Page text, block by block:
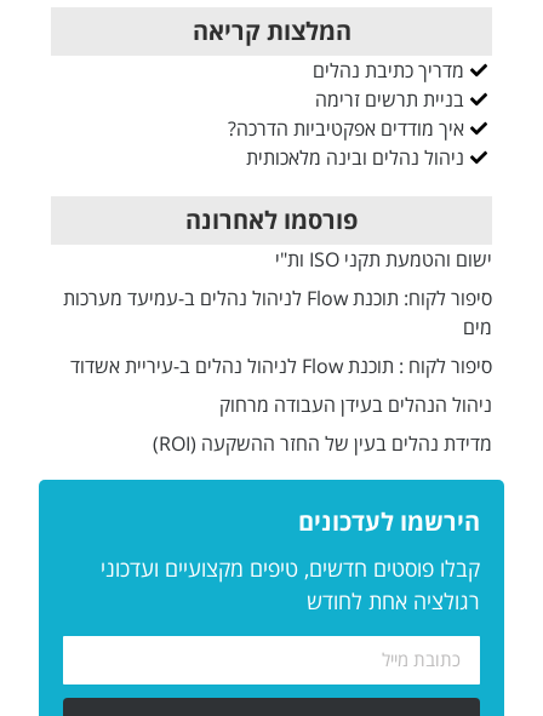
המלצות קריאה
מדריך כתיבת נהלים
בניית תרשים זרימה
איך מודדים אפקטיביות הדרכה?
ניהול נהלים ובינה מלאכותית
פורסמו לאחרונה
ישום והטמעת תקני ISO ות"י
סיפור לקוח: תוכנת Flow לניהול נהלים ב-עמיעד מערכות
מים
סיפור לקוח : תוכנת Flow לניהול נהלים ב-עיריית אשדוד
ניהול הנהלים בעידן העבודה מרחוק
מדידת נהלים בעין של החזר ההשקעה (ROI)
הירשמו לעדכונים
קבלו פוסטים חדשים, טיפים מקצועיים ועדכוני
רגולציה אחת לחודש